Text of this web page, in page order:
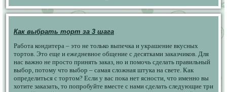
Как выбрать торт за 3 шага
Работа кондитера – это не только выпечка и украшение вкусных
тортов. Это еще и ежедневное общение с десятками заказчиков. Для
нас важно не просто принять заказ, но и помочь сделать правильный
выбор, потому что выбор – самая сложная штука на свете. Как
определиться с тортом? Если у вас пока нет ясности, что именно вы
хотите заказать, то попробуйте вместе с нами сделать следующие три